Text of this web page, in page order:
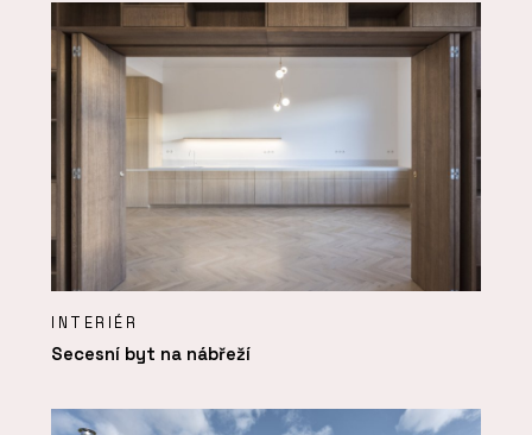
INTERIÉR
Secesní byt na nábřeží